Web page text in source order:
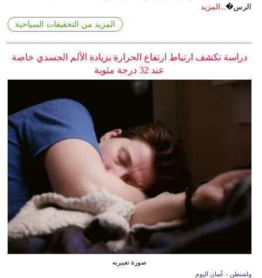
الرس�... المزيد
المزيد من التحقيقات السياحية
دراسة تكشف ارتباط ارتفاع الحرارة بزيادة الألم الجسدي خاصة
عند 32 درجة مئوية
صورة تعبيريه
واشنطن - عُمان اليوم